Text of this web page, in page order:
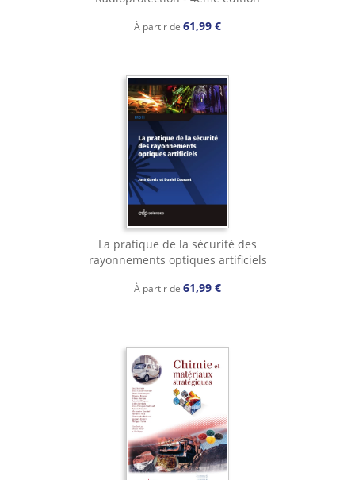
À partir de 61,99 €
La pratique de la sécurité des
rayonnements optiques artificiels
À partir de 61,99 €